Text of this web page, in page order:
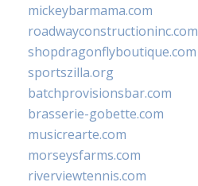
mickeybarmama.com
roadwayconstructioninc.com
shopdragonflyboutique.com
sportszilla.org
batchprovisionsbar.com
brasserie-gobette.com
musicrearte.com
morseysfarms.com
riverviewtennis.com